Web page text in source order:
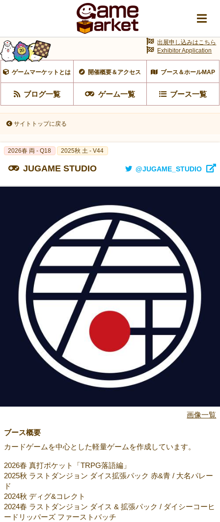
ゲームマーケットとは 開催概要＆アクセス ブース＆ホールMAP
ブログ一覧 ゲーム一覧 ブース一覧
出展申し込みはこちら
Exhibitor Application
サイトトップに戻る
2026春 両 - Q18 2025秋 土 - V44
JUGAME STUDIO @JUGAME_STUDIO
画像一覧
ブース概要
カードゲームを中心とした軽量ゲームを作成しています。
2026春 真打ポケット「TRPG落語編」
2025秋 ラストダンジョン ダイス拡張パック 赤&青 / 大名パレー
ド
2024秋 ディグ&コレクト
2024春 ラストダンジョン ダイス & 拡張パック / ダイシーコーヒ
ードリッパーズ ファーストバッチ